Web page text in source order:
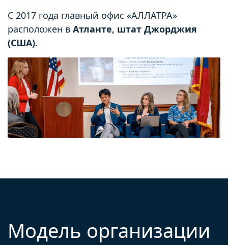
С 2017 года главный офис «АЛЛАТРА»
расположен в Атланте, штат Джорджия
(США).
Модель организации